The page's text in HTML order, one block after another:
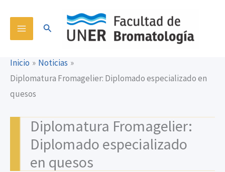
contenido
Buscar
Inicio
Noticias
Diplomatura Fromagelier: Diplomado especializado en
quesos
Diplomatura Fromagelier:
Diplomado especializado
en quesos